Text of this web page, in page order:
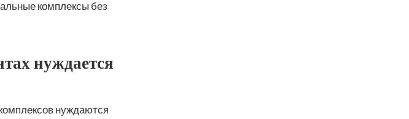
комплексы без
нуждается
нуждаются